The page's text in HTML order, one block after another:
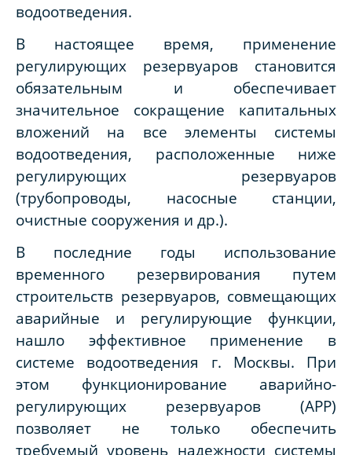
водоотведения.
В настоящее время, применение
регулирующих резервуаров становится
обязательным и обеспечивает
значительное сокращение капитальных
вложений на все элементы системы
водоотведения, расположенные ниже
регулирующих резервуаров
(трубопроводы, насосные станции,
очистные сооружения и др.).
В последние годы использование
временного резервирования путем
строительств резервуаров, совмещающих
аварийные и регулирующие функции,
нашло эффективное применение в
системе водоотведения г. Москвы. При
этом функционирование аварийно-
регулирующих резервуаров (АРР)
позволяет не только обеспечить
требуемый уровень надежности системы